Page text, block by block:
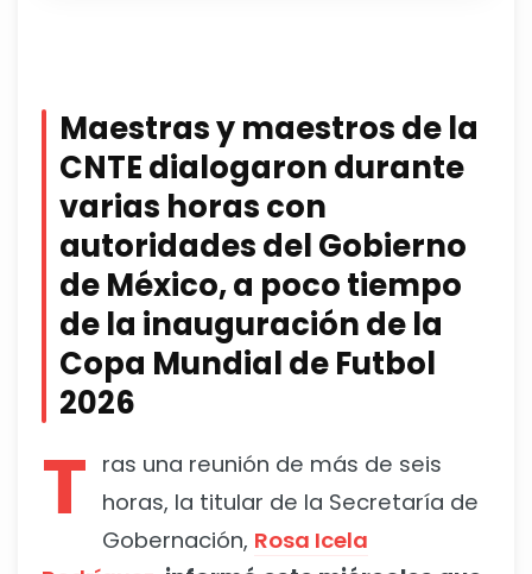
Maestras y maestros de la
CNTE dialogaron durante
varias horas con
autoridades del Gobierno
de México, a poco tiempo
de la inauguración de la
Copa Mundial de Futbol
2026
T ras una reunión de más de seis
horas, la titular de la Secretaría de
Gobernación, Rosa Icela